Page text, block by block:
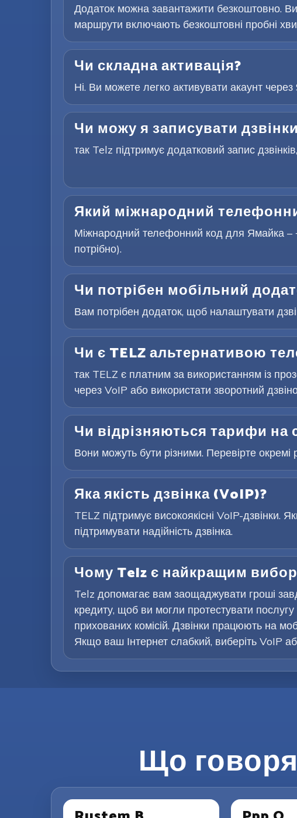
Додаток можна завантажити безкоштовно.
маршрути включають безкоштовні пробні
Чи складна активація?
Ні. Ви можете легко активувати акаунт
Чи можу я записувати
так Telz підтримує додатковий запис
Який міжнародний
Міжнародний телефонний код для Ямайка –
потрібно).
Чи потрібен мобільний
Вам потрібен додаток, щоб налаштувати
Чи є TELZ альтернативою
так TELZ є платним за використанням із
через VoIP або використати зворотний
Чи відрізняються тарифи на
Вони можуть бути різними. Перевірте
Яка якість дзвінка (VoIP)?
TELZ підтримує високоякісні VoIP-дзвінки.
підтримувати надійність дзвінка.
Чому Telz є найкращим
Telz допомагає вам заощаджувати гроші
кредиту, щоб ви могли протестувати
прихованих комісій. Дзвінки працюють на
Якщо ваш Інтернет слабкий, виберіть VoIP
Що